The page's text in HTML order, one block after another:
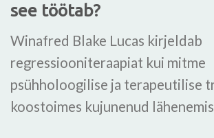
see töötab?
Winafred Blake Lucas kirjeldab
regressiooniteraapiat kui mitme
psühholoogilise ja terapeutilise
koostoimes kujunenud